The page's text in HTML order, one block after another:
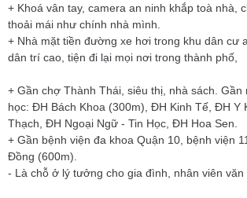
+ Khoá vân tay, camera an ninh khắp toà nhà,
thoải mái như chính nhà mình.
+ Nhà mặt tiền đường xe hơi trong khu dân cư
dân trí cao, tiện đi lại mọi nơi trong thành phố,
+ Gần chợ Thành Thái, siêu thị, nhà sách.
học: ĐH Bách Khoa (300m), ĐH Kinh Tế, ĐH Y
Thạch, ĐH Ngoại Ngữ - Tin Học, ĐH Hoa Sen.
+ Gần bệnh viện đa khoa Quận 10, bệnh viện
Đồng (600m).
- Là chỗ ở lý tưởng cho gia đình, nhân viên văn